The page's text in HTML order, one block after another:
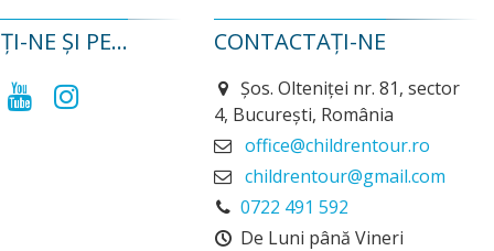
NE ȘI PE... CONTACTAȚI-NE
Șos. Olteniței nr. 81, sector
4, București, România
office@childrentour.ro
childrentour@gmail.com
0722 491 592
De Luni până Vineri